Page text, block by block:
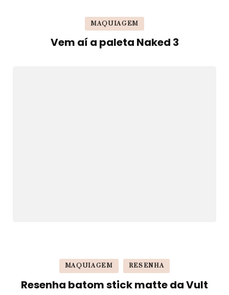
MAQUIAGEM
Vem aí a paleta Naked 3
MAQUIAGEM RESENHA
Resenha batom stick matte da Vult